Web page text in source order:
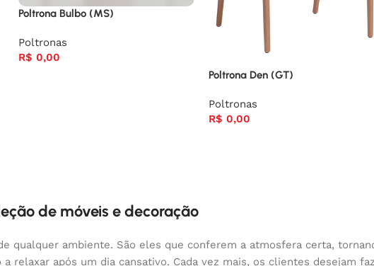
Poltrona Bulbo (MS)
Poltronas
R$ 0,00
Poltrona Den (GT)
Poltronas
R$ 0,00
de móveis e decoração
qualquer ambiente. São eles que conferem a atmosfera certa,
relaxar após um dia cansativo. Cada vez mais, os clientes desejam